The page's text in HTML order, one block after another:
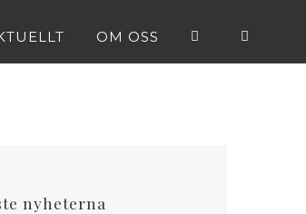
OM OSS
nyheterna